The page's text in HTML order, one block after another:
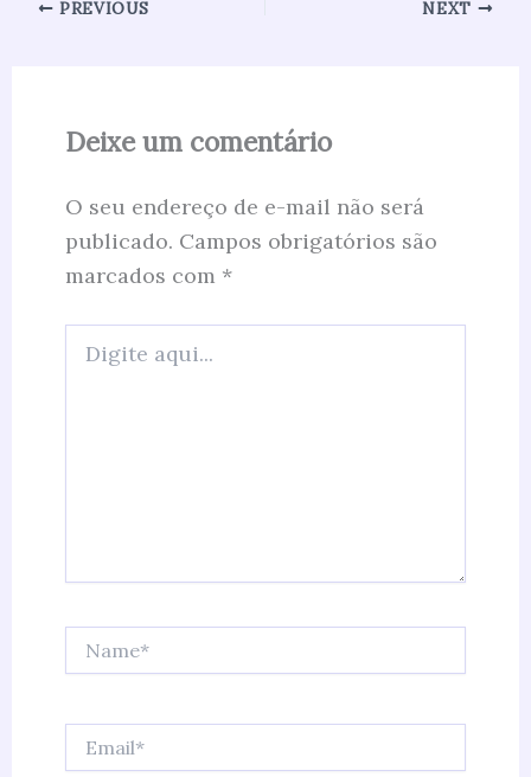
PREVIOUS NEXT
Deixe um comentário
O seu endereço de e-mail não será
publicado. Campos obrigatórios são
marcados com *
aqui...